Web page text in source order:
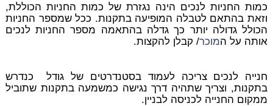
כמות החניות לנכים הינה נגזרת של כמות החניות הכוללת,
וזאת בהתאם לטבלה המופיעה בתקנות. ככל שמספר החניות
הכולל גדולה יותר כך גדלה בהתאמה מספר החניות לנכים
אותה על המוכר/ קבלן להקצות.
חנייה לנכים צריכה לעמוד בסטנדרטים של גודל כנדרש
בתקנות, וצריך שתהיה דרך נגישה כמשמעה בתקנות שתוביל
ממקום החנייה לכניסה לבניין.